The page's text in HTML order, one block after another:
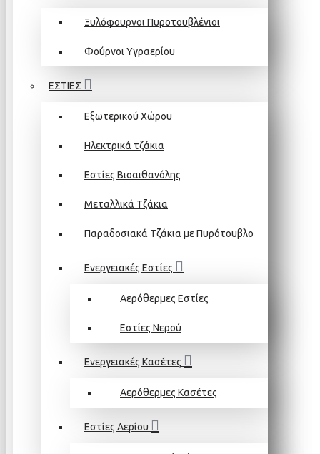
Ξυλόφουρνοι Πυροτουβλένιοι
Φούρνοι Υγραερίου
ΕΣΤΙΕΣ
Εξωτερικού Χώρου
Ηλεκτρικά τζάκια
Εστίες Βιοαιθανόλης
Μεταλλικά Τζάκια
Παραδοσιακά Τζάκια με Πυρότουβλο
Ενεργειακές Εστίες
Αερόθερμες Εστίες
Εστίες Νερού
Ενεργειακές Κασέτες
Αερόθερμες Κασέτες
Εστίες Αερίου